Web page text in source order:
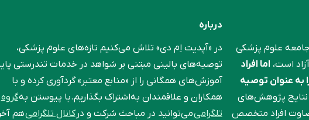
علوم ‌پزشکی
است، اما افراد
به عنوان توصیه
پژوهش‌های
قضاوت افراد متخصص
درباره
در «آپدیت اِم دی» تلاش می‌کنیم تازه‌های علوم پزشکی،
توصیه‌های بالینی مبتنی بر شواهد در خدمات تندرستی
آموزش‌های همگانی را از «منابع معتبر» گردآوری کرده و با
همکاران و علاقمندان به‌اشتراک بگذاریم.با پیوستن بهگروه
تلگرامیمی‌توانید در مباحث شرکت و درکانال تلگرامیهم